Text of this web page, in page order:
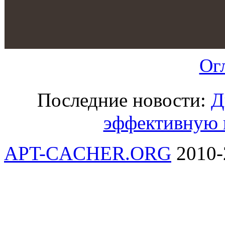
Последние новости:
эффективную
APT-CACHER.ORG